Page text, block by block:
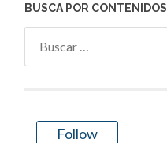
BUSCA POR CONTENIDOS
Follow